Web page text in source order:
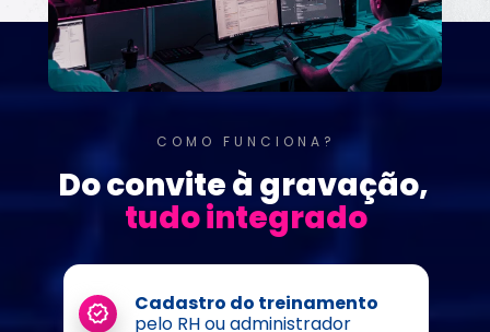
COMO FUNCIONA?
tudo integrado
Cadastro do treinamento
pelo RH ou administrador